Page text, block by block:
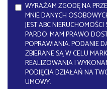
WYRAŻAM ZGODĘ NA
MNIE DANYCH
JEST ABC
PARDO. MAM PRAWO
POPRAWIANIA. PODANIE
ZBIERANE SĄ W CELU
REALIZOWANIA I
PODJĘCIA DZIAŁAŃ NA
UMOWY.